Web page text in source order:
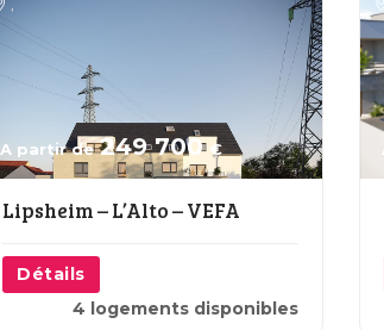
,
A partir de 249 700 €
Lipsheim – L’Alto – VEFA
Détails
4 logements disponibles